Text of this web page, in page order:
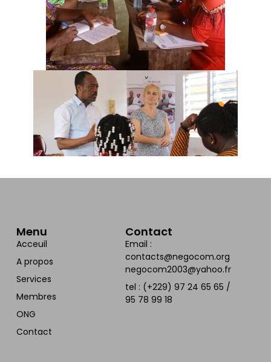
Menu
Acceuil
A propos
Services
Membres
ONG
Contact
Contact
Email :
contacts@negocom.org
negocom2003@yahoo.fr
tel : (+229) 97 24 65 65 /
95 78 99 18